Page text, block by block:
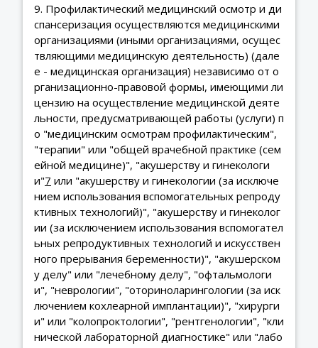
9. Профилактический медицинский осмотр и ди
спансеризация осуществляются медицинскими
организациями (иными организациями, осущес
твляющими медицинскую деятельность) (дале
е - медицинская организация) независимо от о
рганизационно-правовой формы, имеющими ли
цензию на осуществление медицинской деяте
льности, предусматривающей работы (услуги) п
о "медицинским осмотрам профилактическим",
"терапии" или "общей врачебной практике (сем
ейной медицине)", "акушерству и гинекологи
и"7 или "акушерству и гинекологии (за исключе
нием использования вспомогательных репроду
ктивных технологий)", "акушерству и гинеколог
ии (за исключением использования вспомогател
ьных репродуктивных технологий и искусствен
ного прерывания беременности)", "акушерском
у делу" или "лечебному делу", "офтальмологи
и", "неврологии", "оториноларингологии (за иск
лючением кохлеарной имплантации)", "хирурги
и" или "колопроктологии", "рентгенологии", "кли
нической лабораторной диагностике" или "лабо